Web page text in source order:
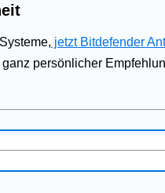
jetzt Bitdefender
ganz persönlicher